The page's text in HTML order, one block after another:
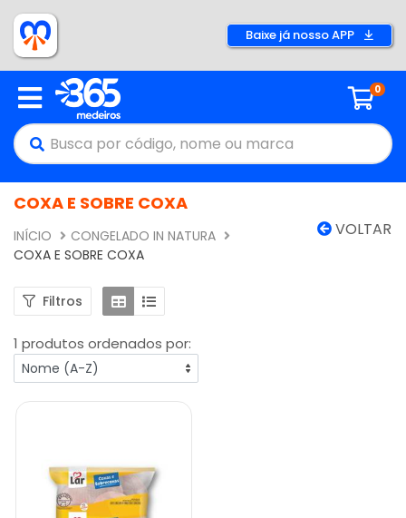
Baixe já nosso APP
0
COXA E SOBRE COXA
VOLTAR
INÍCIO
CONGELADO IN NATURA
COXA E SOBRE COXA
Filtros
1 produtos ordenados por: